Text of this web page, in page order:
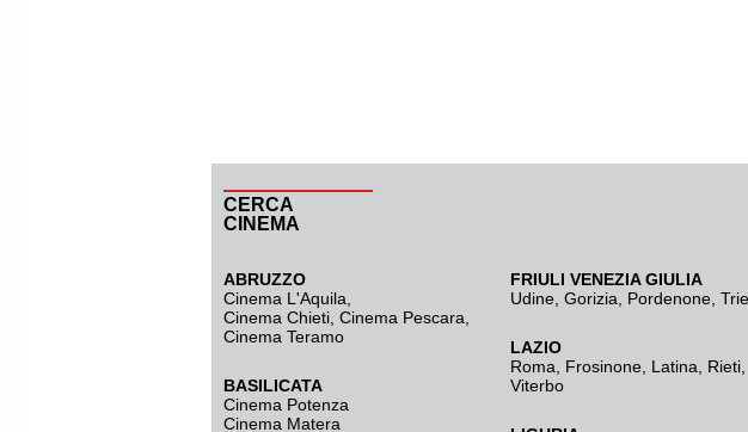
CERCA
CINEMA
ABRUZZO
Cinema L'Aquila
Cinema Chieti, Cinema Pescara,
Cinema Teramo
BASILICATA
Cinema Potenza
Cinema Matera
FRIULI VENEZIA GIULIA
Udine Gorizia Pordenone
LAZIO
Roma
Frosinone Latina Rieti
Viterbo